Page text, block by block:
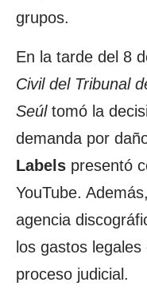
grupos.
En la tarde del 8
Civil del Tribunal
Seúltomó la
demanda por
Labels presentó
YouTube.
agencia
los gastos
proceso judicial.